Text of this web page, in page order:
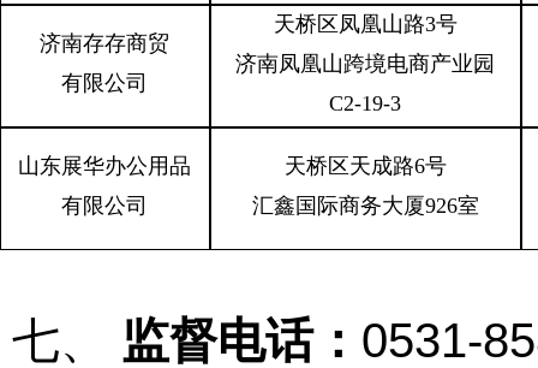
济南存存商贸
有限公司
天桥区凤凰山路3号
济南凤凰山跨境电商产业园
C2-19-3
山东展华办公用品
有限公司
天桥区天成路6号
汇鑫国际商务大厦926室
七、 监督电话： 0531-